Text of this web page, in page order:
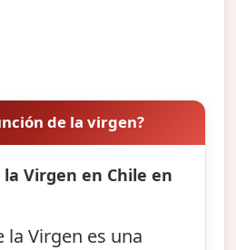
de la virgen?
Virgen en Chile en
la Virgen es una